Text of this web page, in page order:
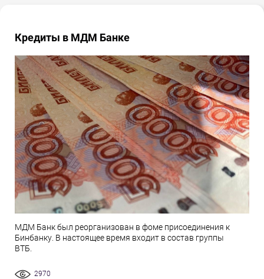
Кредиты в МДМ Банке
МДМ Банк был реорганизован в фоме присоединения к
Бинбанку. В настоящее время входит в состав группы
ВТБ.
2970